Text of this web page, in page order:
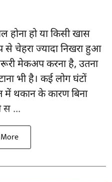
होना हो या किसी खास
सेचेहरा ज्यादा निखराहुआ
मेकअप करना है, उतना
भी है। कई लोग घंटों
थकान के कारण बिना
स ...